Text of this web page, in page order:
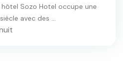
Sozo Hotel occupe une
avec des ...